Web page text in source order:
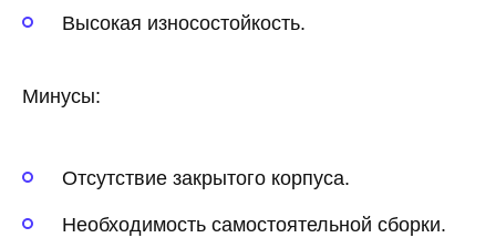
Высокая износостойкость.
Минусы:
Отсутствие закрытого корпуса.
Необходимость самостоятельной сборки.